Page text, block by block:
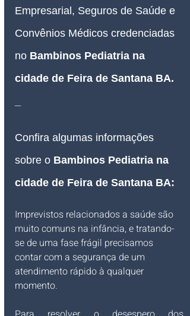
Empresarial, Seguros de Saúde e
Convênios Médicos credenciadas
no Bambinos Pediatria na
cidade de Feira de Santana BA.
Confira algumas informações
sobre o Bambinos Pediatria na
cidade de Feira de Santana BA:
Imprevistos relacionados a saúde são
muito comuns na infância, e tratando-
se de uma fase frágil precisamos
contar com a segurança de um
atendimento rápido à qualquer
momento.